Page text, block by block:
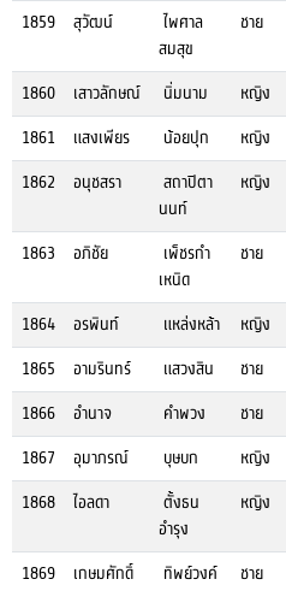
1859
สุวัฒน์
ไพศาล
สมสุข
ชาย
1860 เสาวลักษณ์ นิ่มนาม หญิง
1861
แสงเพียร น้อยปุก หญิง
1862
อนุชสรา
สถาปิตา
นนท์
หญิง
1863 อภิชัย
เพ็ชรกำ
เหนิด
ชาย
1864 อรพินท์ แหล่งหล้า หญิง
1865
อามรินทร์ แสวงสิน ชาย
1866
อำนาจ คำพวง ชาย
1867
อุมาภรณ์ บุษบก หญิง
1868
ไอลดา
ตั้งธน
อำรุง
หญิง
1869 เกษมศักดิ์ ทิพย์วงค์ ชาย